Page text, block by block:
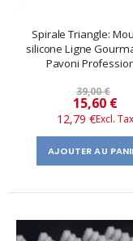
Spirale Triangle:
silicone Ligne
Pavoni
39,00 €
Prix
​​
spécial
15,60 €
12,79 €
AJOUTER AU